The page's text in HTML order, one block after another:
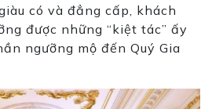
có và đẳng cấp, khách
được những “kiệt tác” ấy
ngưỡng mộ đến Quý Gia